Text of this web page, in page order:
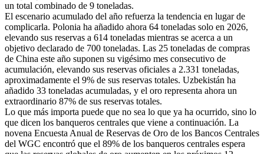
un total combinado de 9 toneladas.
El escenario acumulado del año refuerza la tendencia en lugar de
complicarla. Polonia ha añadido ahora 64 toneladas solo en 2026,
elevando sus reservas a 614 toneladas mientras se acerca a un
objetivo declarado de 700 toneladas. Las 25 toneladas de compras
de China este año suponen su vigésimo mes consecutivo de
acumulación, elevando sus reservas oficiales a 2.331 toneladas,
aproximadamente el 9% de sus reservas totales. Uzbekistán ha
añadido 33 toneladas acumuladas, y el oro representa ahora un
extraordinario 87% de sus reservas totales.
Lo que más importa puede que no sea lo que ya ha ocurrido, sino lo
que dicen los banqueros centrales que viene a continuación. La
novena Encuesta Anual de Reservas de Oro de los Bancos Centrales
del WGC encontró que el 89% de los banqueros centrales espera